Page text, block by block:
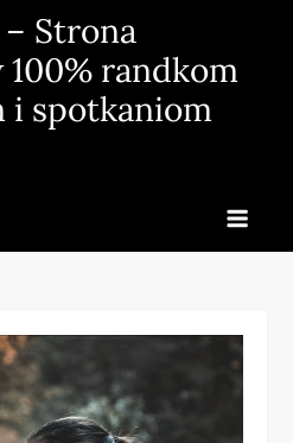
Strona
randkom
spotkaniom